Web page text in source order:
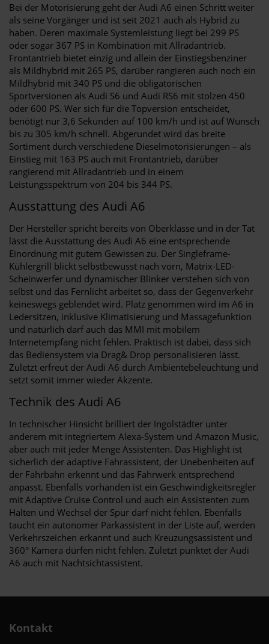
Bei der Motorisierung geht der Audi A6 einen Schritt weiter
als seine Vorgänger und ist seit 2021 auch als Hybrid zu
haben. Deren maximale Systemleistung liegt bei 299 PS
oder sogar 367 PS in Kombination mit Allradantrieb.
Frontantrieb bietet einzig und allein der Einstiegsbenziner
als Mildhybrid mit 265 PS, darüber rangieren auch noch ein
Mildhybrid mit 340 PS und die obligatorischen
Sportversionen als Audi S6 und Audi RS6 mit stolzen 450
oder 600 PS. Wer sich für die Topversion entscheidet,
benötigt nur 3,6 Sekunden auf 100 km/h und ist auf Wunsch
bis zu 305 km/h schnell. Abgerundet wird das breite
Sortiment durch verschiedene Dieselmotorisierungen – als
Einstieg mit 163 PS auch mit Frontantrieb, darüber
rangierend mit Allradantrieb und in einem
Leistungsspektrum von 204 bis 344 PS.
Ausstattung des Audi A6
Der Hersteller spricht bereits von Oberklasse und in der Tat
lässt die Ausstattung des Audi A6 eine entsprechende
Einordnung mit gutem Gewissen zu. Der Singleframe-
Kühlergrill blickt selbstbewusst nach vorn, Matrix-LED-
Scheinwerfer und dynamischer Blinker verstehen sich von
selbst und das Fernlicht arbeitet so, dass der Gegenverkehr
keineswegs geblendet wird. Platz genommen wird im A6 in
Ledersitzen, inklusive Klimatisierung und Massagefunktion
und natürlich darf auch das MMI mit mobilem
Internetempfang nicht fehlen. Praktisch ist dabei, dass sich
das Bediensystem via Drag& Drop personalisieren lässt.
Zuletzt erfreut der Audi A6 durch Ambientebeleuchtung und
setzt somit immer wieder Akzente.
Technik des Audi A6
In technischer Hinsicht brilliert der Ingolstädter unter
anderem mit integriertem Alexa-System und Amazon Music,
aber auch mit jeder Menge Assistenten. Das Highlight ist
sicherlich der adaptive Fahrassistent, der Unebenheiten auf
der Fahrbahn erkennt und das Fahrwerk entsprechend
anpasst. Ebenfalls vorhanden ist ein Geschwindigkeitsregler
mit Adaptive Cruise Control und auch ein Assistenten zum
Halten und Wechsel der Spur darf nicht fehlen. Ebenfalls
taucht ein autonomer Parkassistent in der Liste auf, werden
Verkehrszeichen erkannt und auch Kreuzungsassistent und
360° Kamera dürfen nicht fehlen. Zuletzt punktet der Audi
A6 auch mit Nachtsichtassistent.
Kontakt